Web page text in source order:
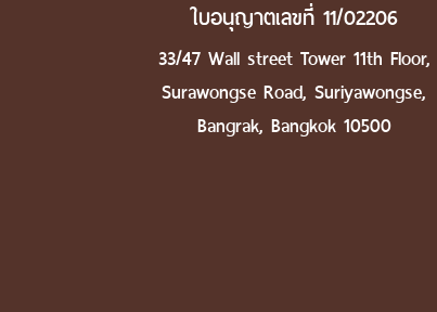
ใบอนุญาตเลขที่ 11/02206
33/47 Wall street Tower 11th Floor,
Surawongse Road, Suriyawongse,
Bangrak, Bangkok 10500